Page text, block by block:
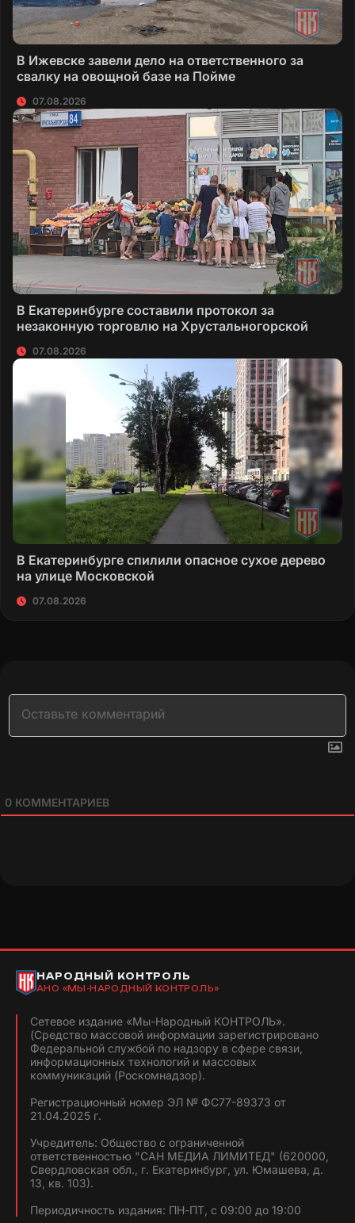
В Ижевске завели дело на ответственного за
свалку на овощной базе на Пойме
07.08.2026
В Екатеринбурге составили протокол за
незаконную торговлю на Хрустальногорской
07.08.2026
В Екатеринбурге спилили опасное сухое дерево
на улице Московской
07.08.2026
0 КОММЕНТАРИЕВ
НАРОДНЫЙ КОНТРОЛЬ
АНО «МЫ-НАРОДНЫЙ КОНТРОЛЬ»
Сетевое издание «Мы-Народный КОНТРОЛЬ».
(Средство массовой информации зарегистрировано
Федеральной службой по надзору в сфере связи,
информационных технологий и массовых
коммуникаций (Роскомнадзор).
Регистрационный номер ЭЛ № ФС77-89373 от
21.04.2025 г.
Учредитель: Общество с ограниченной
ответственностью "САН МЕДИА ЛИМИТЕД" (620000,
Свердловская обл., г. Екатеринбург, ул. Юмашева, д.
13, кв. 103).
Периодичность издания: ПН-ПТ, с 09:00 до 19:00